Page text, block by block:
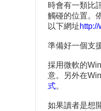
時會有一類比
觸碰的位置。
以下網址
準備好一個支
採用微軟的
意。另外在
式。
如果讀者是想